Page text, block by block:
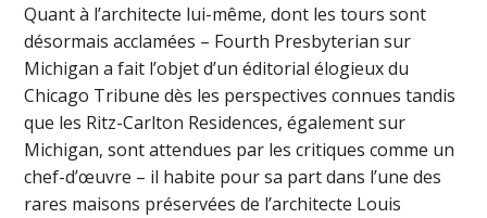
Quant à l’architecte lui-même, dont les tours sont
désormais acclamées – Fourth Presbyterian sur
Michigan a fait l’objet d’un éditorial élogieux du
Chicago Tribune dès les perspectives connues tandis
que les Ritz-Carlton Residences, également sur
Michigan, sont attendues par les critiques comme un
chef-d’œuvre – il habite pour sa part dans l’une des
rares maisons préservées de l’architecte Louis